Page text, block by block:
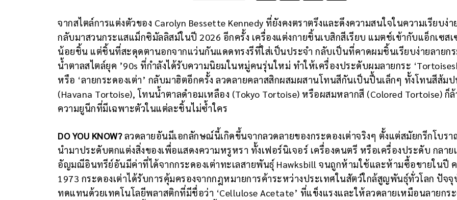
จากสไตล์การแต่งตัวของ Carolyn Bessette Kennedy ที่ยังคงตราตรึงและดึงความสนใจในความเรียบง่า
กลับมาสวนกระแสแม็กซิมัลลิสม์ในปี 2026 อีกครั้ง เครื่องแต่งกายชิ้นเบสิกสีเรียบ แมตช์เข้ากับแอ็กเซสเ
น้อยชิ้น แต่ชิ้นที่สะดุดตานอกจากแว่นกันแดดทรงรีที่ใส่เป็นประจำ กลับเป็นที่คาดผมชิ้นเรียบง่ายลายก
น้ำตาลสไตล์ยุค ’90s ที่กำลังได้รับความนิยมในหมู่คนรุ่นใหม่ ทำให้เครื่องประดับผมลายกระ
หรือ ‘ลายกระดองเต่า’ กลับมาฮิตอีกครั้ง ลวดลายคลาสสิกผสมผสานโทนสีกันเป็นปื้นเล็กๆ ทั้งโทนสีส้ม
(Havana Tortoise), โทนน้ำตาลดำอมเหลือง (Tokyo Tortoise) หรือผสมหลากสี (Colored Tortoise) ก็
ความยูนีกที่มีเฉพาะตัวในแต่ละชิ้นไม่ซ้ำใคร
DO YOU KNOW?ลวดลายอันมีเอกลักษณ์นี้เกิดขึ้นจากลวดลายของกระดองเต่าจริงๆ ตั้งแต่สมัยกรีกโบร
นำมาประดับตกแต่งสิ่งของเพื่อแสดงความหรูหรา ทั้งเฟอร์นิเจอร์ เครื่องดนตรี หรือเครื่องประดับ กลาย
อัญมณีอินทรีย์อันมีค่าที่ได้จากกระดองเต่าทะเลสายพันธุ์ Hawksbill จนถูกห้ามใช้และห้ามซื้อขายในปี ค
1973 กระดองเต่าได้รับการคุ้มครองจากกฎหมายการค้าระหว่างประเทศในสัตว์ใกล้สูญพันธุ์ทั่วโลก ปัจ
ทดแทนด้วยเทคโนโลยีพลาสติกที่มีชื่อว่า ‘Cellulose Acetate’ ที่แข็งแรงและให้ลวดลายเหมือนลายกร